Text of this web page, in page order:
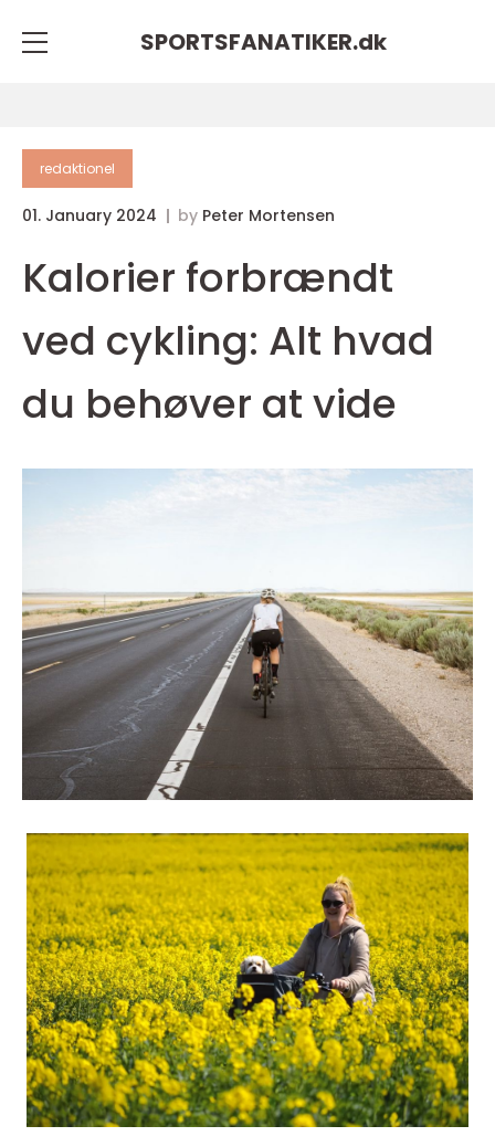
SPORTSFANATIKER.dk
redaktionel
01. January 2024 by Peter Mortensen
Kalorier forbrændt
ved cykling: Alt hvad
du behøver at vide